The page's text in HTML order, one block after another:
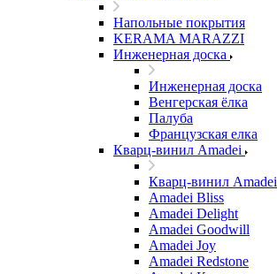
Напольные покрытия
KERAMA MARAZZI
Инженерная доска
Инженерная доска
Венгерская ёлка
Палуба
Французская елка
Кварц-винил Amadei
Кварц-винил Amadei
Amadei Bliss
Amadei Delight
Amadei Goodwill
Amadei Joy
Amadei Redstone